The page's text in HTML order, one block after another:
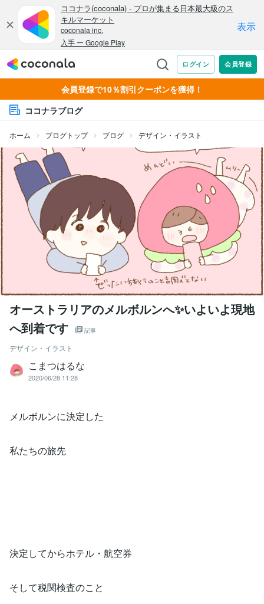
会員登録で10％割引クーポンを獲得！
ココナラブログ
ホーム ブログトップ ブログ デザイン・イラスト
オーストラリアのメルボルンへ✨いよいよ現地
へ到着です
記事
デザイン・イラスト
こまつはるな
2020/06/28 11:28
メルボルンに決定した
私たちの旅先
決定してからホテル・航空券
そして税関検査のこと